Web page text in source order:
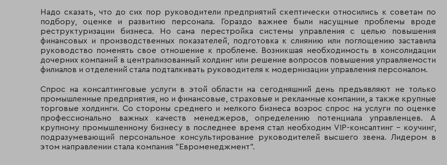
Надо сказать, что до сих пор руководители предприятий скептически относились к советам по
подбору, оценке и развитию персонала. Гораздо важнее были насущные проблемы вроде
реструктуризации бизнеса. Но сама перестройка системы управления с целью повышения
финансовых и производственных показателей, подготовка к слиянию или поглощению заставила
руководство поменять свое отношение к проблеме. Возникшая необходимость в консолидации
дочерних компаний в централизованный холдинг или решение вопросов повышения управляемости
филиалов и отделений стала подталкивать руководителя к модернизации управления персоналом.
Спрос на консалтинговые услуги в этой области на сегодняшний день предъявляют не только
промышленные предприятия, но и финансовые, страховые и рекламные компании, а также крупные
торговые холдинги. Со стороны среднего и мелкого бизнеса возрос спрос на услуги по оценке
профессионально важных качеств менеджеров, определению потенциала управленцев. А
крупному промышленному бизнесу в последнее время стал необходим VIP-консалтинг - коучинг,
подразумевающий персональное консультирование руководителей высшего звена. Лидером в
этом направлении стала компания "Евроменеджмент".